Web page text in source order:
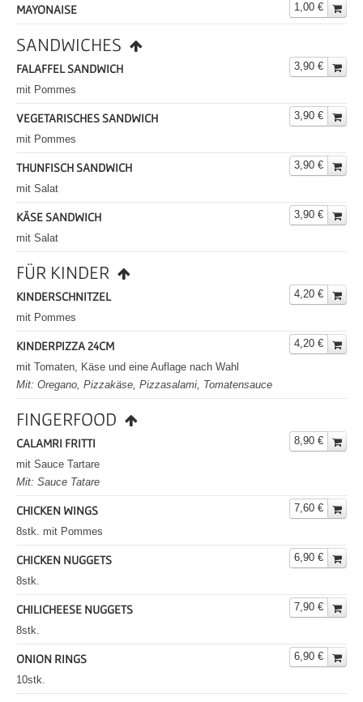
MAYONAISE 1,00 €
SANDWICHES
FALAFFEL SANDWICH
3,90 €
mit Pommes
VEGETARISCHES SANDWICH
3,90 €
mit Pommes
THUNFISCH SANDWICH
3,90 €
mit Salat
KÄSE SANDWICH
3,90 €
mit Salat
FÜR KINDER
KINDERSCHNITZEL
4,20 €
mit Pommes
KINDERPIZZA 24CM
4,20 €
mit Tomaten, Käse und eine Auflage nach Wahl
Mit: Oregano, Pizzakäse, Pizzasalami, Tomatensauce
FINGERFOOD
CALAMRI FRITTI
8,90 €
mit Sauce Tartare
Mit: Sauce Tatare
CHICKEN WINGS
7,60 €
8stk. mit Pommes
CHICKEN NUGGETS
6,90 €
8stk.
CHILICHEESE NUGGETS
7,90 €
8stk.
ONION RINGS
6,90 €
10stk.